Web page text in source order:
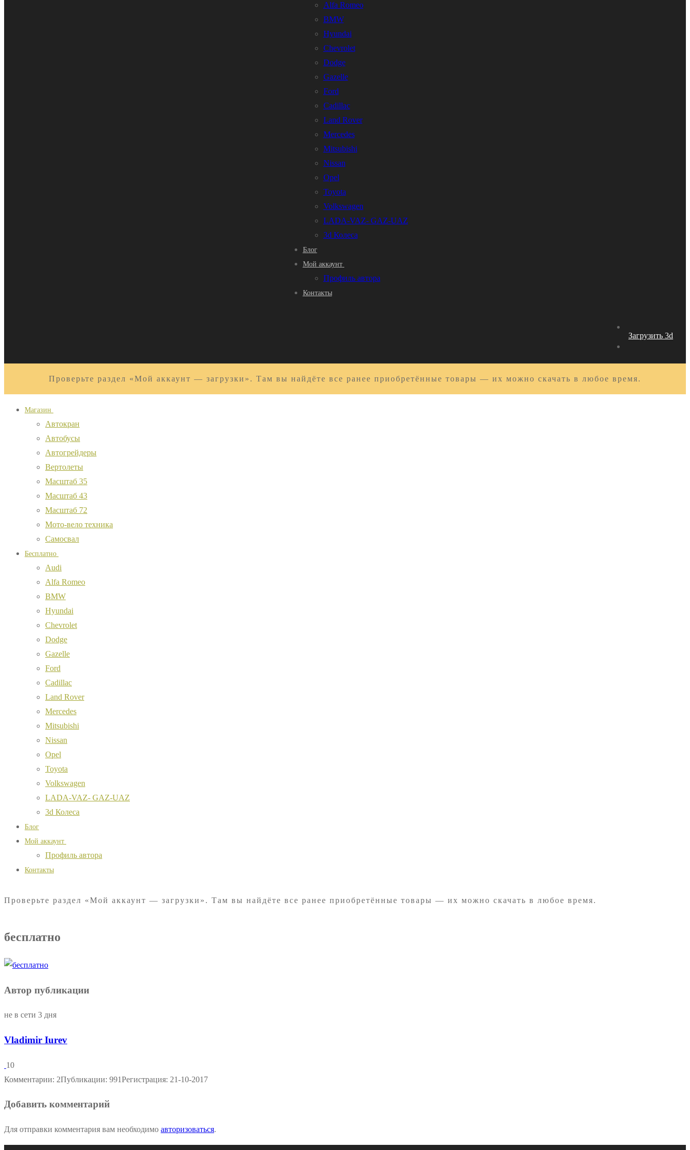
Alfa Romeo
BMW
Hyundai
Chevrolet
Dodge
Gazelle
Ford
Cadillac
Land Rover
Mercedes
Mitsubishi
Nissan
Opel
Toyota
Volkswagen
LADA-VAZ- GAZ-UAZ
3d Колеса
Блог
Мой аккаунт
Профиль автора
Контакты
Загрузить 3d
Проверьте раздел «Мой аккаунт — загрузки». Там вы найдёте все ранее приобретённые товары — их можно скачать в любое время.
Магазин
Автокран
Автобусы
Автогрейдеры
Вертолеты
Масштаб 35
Масштаб 43
Масштаб 72
Мото-вело техника
Самосвал
Бесплатно
Audi
Alfa Romeo
BMW
Hyundai
Chevrolet
Dodge
Gazelle
Ford
Cadillac
Land Rover
Mercedes
Mitsubishi
Nissan
Opel
Toyota
Volkswagen
LADA-VAZ- GAZ-UAZ
3d Колеса
Блог
Мой аккаунт
Профиль автора
Контакты
Проверьте раздел «Мой аккаунт — загрузки». Там вы найдёте все ранее приобретённые товары — их можно скачать в любое время.
бесплатно
Автор публикации
не в сети 3 дня
Vladimir Iurev
10
Комментарии: 2Публикации: 991Регистрация: 21-10-2017
Добавить комментарий
Для отправки комментария вам необходимо авторизоваться.